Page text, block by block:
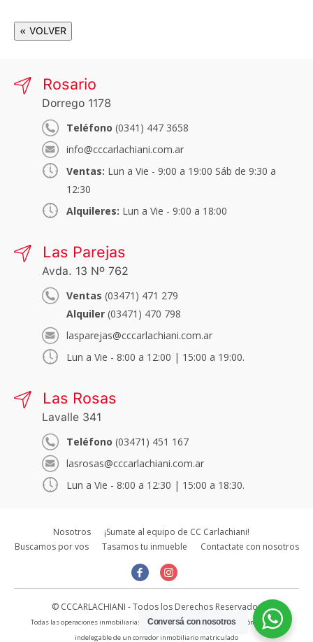
« VOLVER
Rosario
Dorrego 1178
Teléfono (0341) 447 3658
info@cccarlachiani.com.ar
Ventas: Lun a Vie - 9:00 a 19:00 Sáb de 9:30 a
12:30
Alquileres: Lun a Vie - 9:00 a 18:00
Las Parejas
Avda. 13 Nº 762
Ventas (03471) 471 279
Alquiler (03471) 470 798
lasparejas@cccarlachiani.com.ar
Lun a Vie - 8:00 a 12:00 | 15:00 a 19:00.
Las Rosas
Lavalle 341
Teléfono (03471) 451 167
lasrosas@cccarlachiani.com.ar
Lun a Vie - 8:00 a 12:30 | 15:00 a 18:30.
Nosotros
¡Sumate al equipo de CC Carlachiani!
Buscamos por vos
Tasamos tu inmueble Contactate con nosotros
© CCCARLACHIANI - Todos los Derechos Reservados
Todas las operaciones inmobiliarias son concertadas bajo la intervención directa e
indelegable de un corredor inmobiliario matriculado
Conversá con nosotros